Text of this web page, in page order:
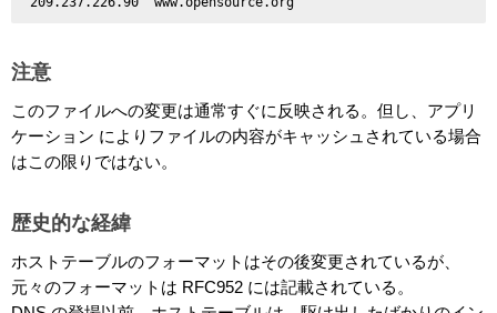
注意
このファイルへの変更は通常すぐに反映される。但し、アプリ
ケーション によりファイルの内容がキャッシュされている場合
はこの限りではない。
歴史的な経緯
ホストテーブルのフォーマットはその後変更されているが、
元々のフォーマットは RFC952 には記載されている。